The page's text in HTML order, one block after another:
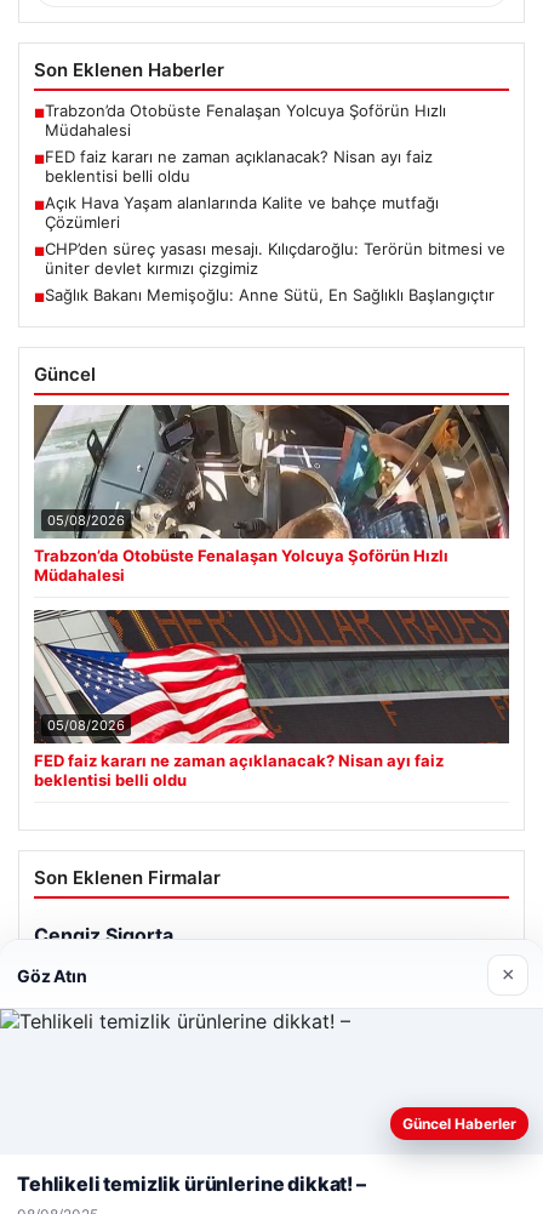
Son Eklenen Haberler
■Trabzon’da Otobüste Fenalaşan Yolcuya Şoförün Hızlı
Müdahalesi
■FED faiz kararı ne zaman açıklanacak? Nisan ayı faiz
beklentisi belli oldu
■Açık Hava Yaşam alanlarında Kalite ve bahçe mutfağı
Çözümleri
■CHP’den süreç yasası mesajı. Kılıçdaroğlu: Terörün bitmesi ve
üniter devlet kırmızı çizgimiz
■Sağlık Bakanı Memişoğlu: Anne Sütü, En Sağlıklı Başlangıçtır
Güncel
05/08/2026
Trabzon’da Otobüste Fenalaşan Yolcuya Şoförün Hızlı
Müdahalesi
05/08/2026
FED faiz kararı ne zaman açıklanacak? Nisan ayı faiz
beklentisi belli oldu
Son Eklenen Firmalar
Web sitemizi nasıl kullandığınızı daha iyi anlayabilmek,
deneyiminizi kişiselleştirmek ve geliştirmek amacıyla çerezler
Göz Atın ×
Güncel Haberler
Tehlikeli temizlik ürünlerine dikkat! –